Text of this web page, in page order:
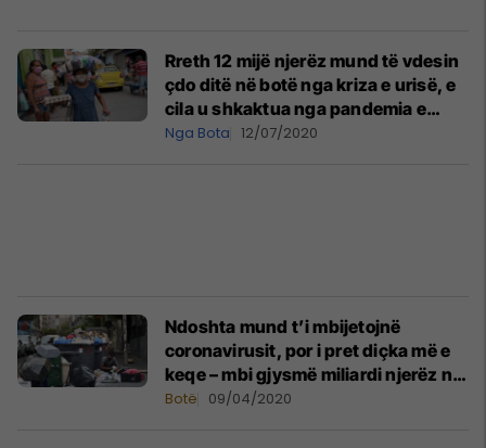
Rreth 12 mijë njerëz mund të vdesin
çdo ditë në botë nga kriza e urisë, e
cila u shkaktua nga pandemia e
coronavirusit
Nga Bota 12/07/2020
Ndoshta mund t’i mbijetojnë
coronavirusit, por i pret diçka më e
keqe – mbi gjysmë miliardi njerëz në
botë do të varfërohen pas
Botë 09/04/2020